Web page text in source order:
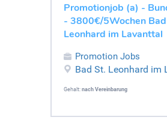
Promotionjob (a) -
- 3800€/5Wochen
Leonhard im Lavanttal
Promotion Jobs
Bad St. Leonhard im
Gehalt: nach Vereinbarung